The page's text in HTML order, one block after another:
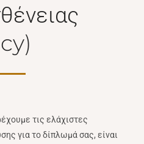
τις ελάχιστες
για το δίπλωμά σας, είναι